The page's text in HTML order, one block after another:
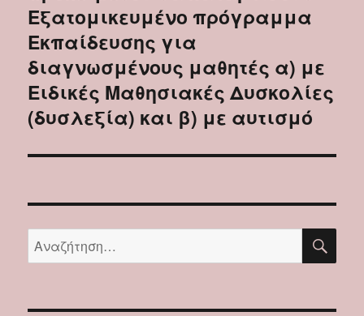
Εξατομικευμένο πρόγραμμα
Εκπαίδευσης για
διαγνωσμένους μαθητές α) με
Ειδικές Μαθησιακές Δυσκολίες
(δυσλεξία) και β) με αυτισμό
Αναζήτηση
για: